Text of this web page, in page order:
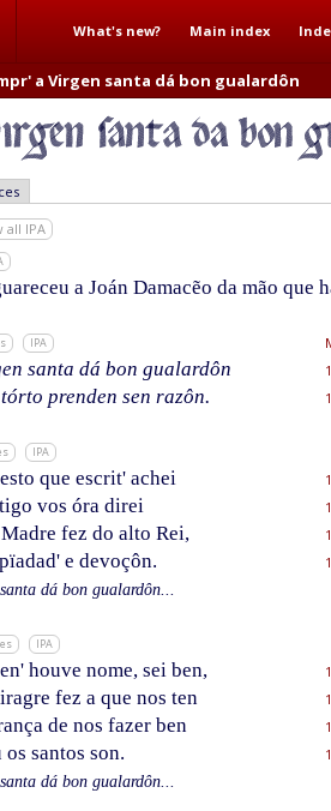
What's new? Main index
a Virgen santa dá bon gualardôn
all IPA
a Joán Damacẽo da mão que
IPA
santa dá bon gualardôn
prenden sen razôn.
IPA
que escrit' achei
vos óra direi
fez do alto Rei,
e devoçôn.
dá bon gualardôn...
IPA
houve nome, sei ben,
fez a que nos ten
de nos fazer ben
santos son.
dá bon gualardôn...